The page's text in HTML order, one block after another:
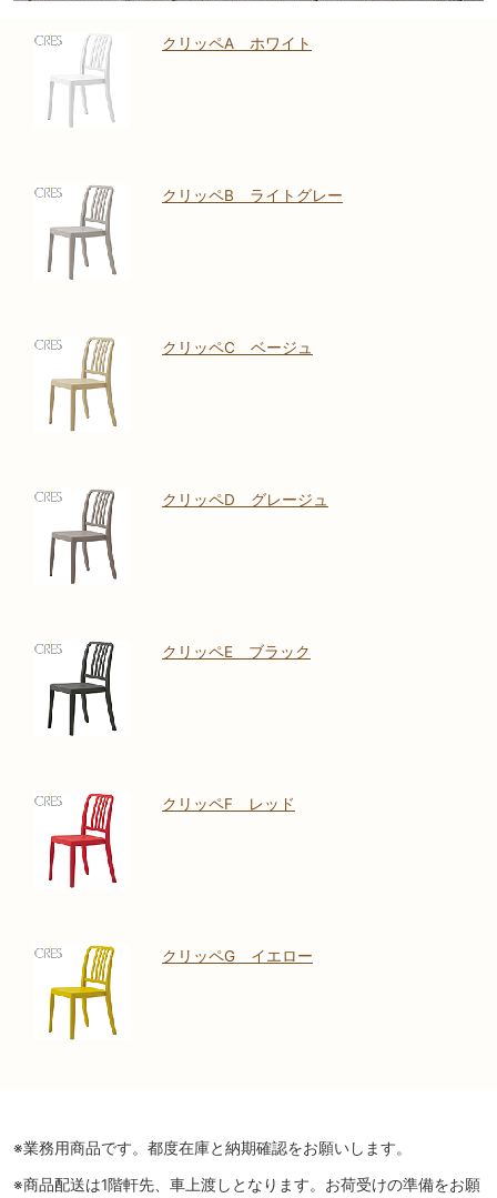
クリッペA ホワイト
クリッペB ライトグレー
クリッペC ベージュ
クリッペD グレージュ
クリッペE ブラック
クリッペF レッド
クリッペG イエロー
※業務用商品です。都度在庫と納期確認をお願いします。
※商品配送は1階軒先、車上渡しとなります。お荷受けの準備をお願